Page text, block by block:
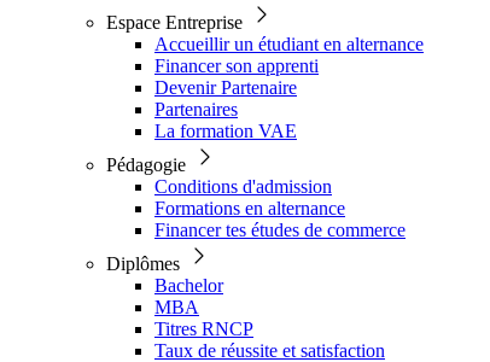
Espace Entreprise
Accueillir un étudiant en alternance
Financer son apprenti
Devenir Partenaire
Partenaires
La formation VAE
Pédagogie
Conditions d'admission
Formations en alternance
Financer tes études de commerce
Diplômes
Bachelor
MBA
Titres RNCP
Taux de réussite et satisfaction